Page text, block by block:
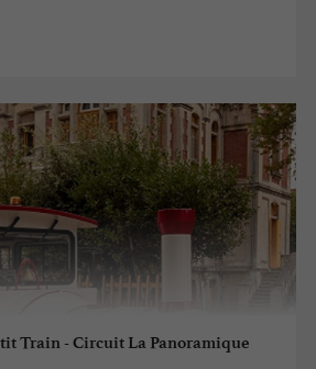
Train - Circuit La Panoramique